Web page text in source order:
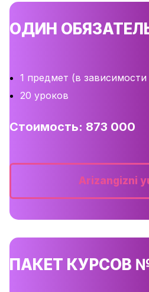
ОДИН
1 предмет (в
20 уроков
Стоимость: 873 000
Arizangizni
ПАКЕТ КУРСОВ